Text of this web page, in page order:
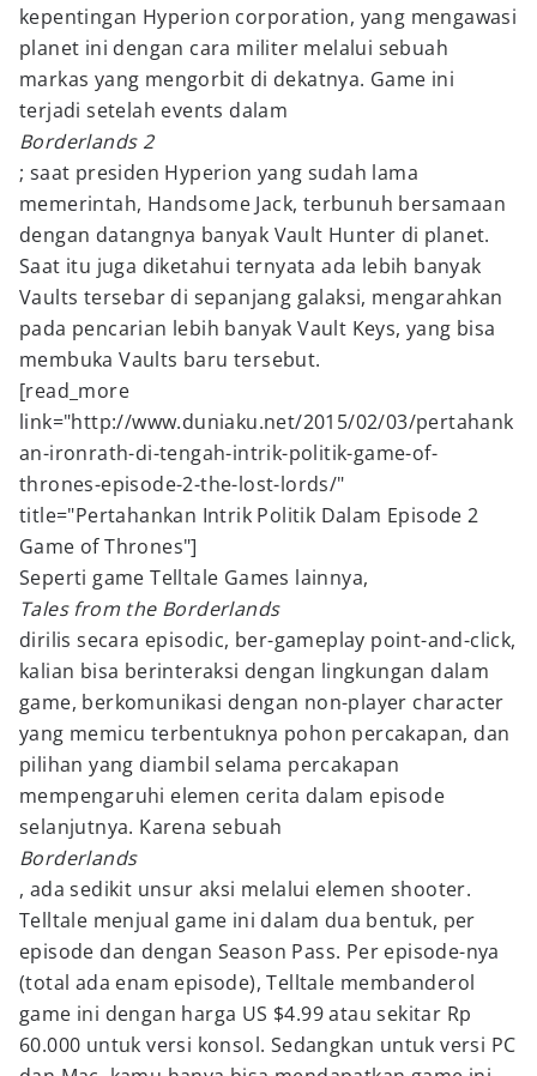
kepentingan Hyperion corporation, yang mengawasi
planet ini dengan cara militer melalui sebuah
markas yang mengorbit di dekatnya. Game ini
terjadi setelah events dalam
Borderlands 2
; saat presiden Hyperion yang sudah lama
memerintah, Handsome Jack, terbunuh bersamaan
dengan datangnya banyak Vault Hunter di planet.
Saat itu juga diketahui ternyata ada lebih banyak
Vaults tersebar di sepanjang galaksi, mengarahkan
pada pencarian lebih banyak Vault Keys, yang bisa
membuka Vaults baru tersebut.
[read_more
link="http://www.duniaku.net/2015/02/03/pertahank
an-ironrath-di-tengah-intrik-politik-game-of-
thrones-episode-2-the-lost-lords/"
title="Pertahankan Intrik Politik Dalam Episode 2
Game of Thrones"]
Seperti game Telltale Games lainnya,
Tales from the Borderlands
dirilis secara episodic, ber-gameplay point-and-click,
kalian bisa berinteraksi dengan lingkungan dalam
game, berkomunikasi dengan non-player character
yang memicu terbentuknya pohon percakapan, dan
pilihan yang diambil selama percakapan
mempengaruhi elemen cerita dalam episode
selanjutnya. Karena sebuah
Borderlands
, ada sedikit unsur aksi melalui elemen shooter.
Telltale menjual game ini dalam dua bentuk, per
episode dan dengan Season Pass. Per episode-nya
(total ada enam episode), Telltale membanderol
game ini dengan harga US $4.99 atau sekitar Rp
60.000 untuk versi konsol. Sedangkan untuk versi PC